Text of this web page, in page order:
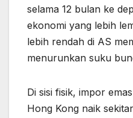
selama 12 bulan ke
ekonomi yang lebih
lebih rendah di AS
menurunkan suku
Di sisi fisik, impor
Hong Kong naik